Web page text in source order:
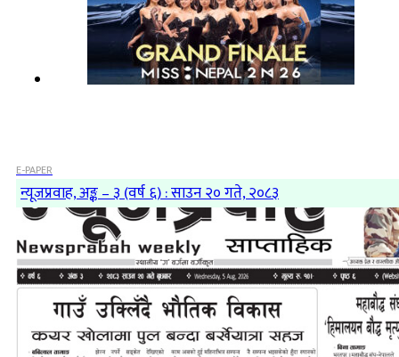
E-PAPER
न्यूजप्रवाह, अङ्क – ३ (वर्ष ६) : साउन २० गते, २०८३